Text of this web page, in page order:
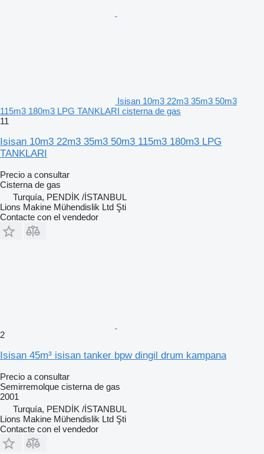
Isisan 10m3 22m3 35m3 50m3
115m3 180m3 LPG TANKLARI cisterna de gas
11
Isisan 10m3 22m3 35m3 50m3 115m3 180m3 LPG
TANKLARI
Precio a consultar
Cisterna de gas
Turquía, PENDİK /İSTANBUL
Lions Makine Mühendislik Ltd Şti
Contacte con el vendedor
2
Isisan 45m³ isisan tanker bpw dingil drum kampana
Precio a consultar
Semirremolque cisterna de gas
2001
Turquía, PENDİK /İSTANBUL
Lions Makine Mühendislik Ltd Şti
Contacte con el vendedor